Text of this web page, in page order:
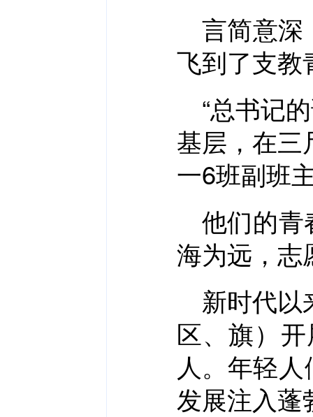
言简意
飞到了支教
“总书记
基层，在三
一6班副班
他们的
海为远，志
新时代
区、旗）
人。年轻
发展注入蓬